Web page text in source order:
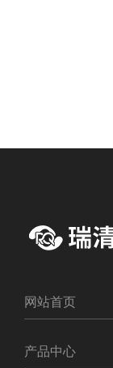
网站首页
产品中心